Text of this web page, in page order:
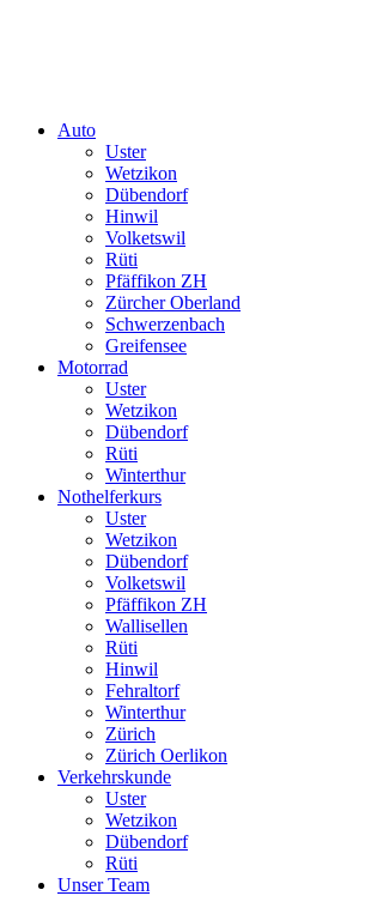
Auto
Uster
Wetzikon
Dübendorf
Hinwil
Volketswil
Rüti
Pfäffikon ZH
Zürcher Oberland
Schwerzenbach
Greifensee
Motorrad
Uster
Wetzikon
Dübendorf
Rüti
Winterthur
Nothelferkurs
Uster
Wetzikon
Dübendorf
Volketswil
Pfäffikon ZH
Wallisellen
Rüti
Hinwil
Fehraltorf
Winterthur
Zürich
Zürich Oerlikon
Verkehrskunde
Uster
Wetzikon
Dübendorf
Rüti
Unser Team